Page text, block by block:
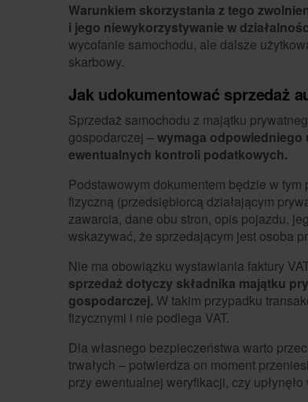
Warunkiem skorzystania z tego
i jego niewykorzystywanie w
wycofanie samochodu, ale dalsze
skarbowy.
Jak udokumentować sprzedaż
Sprzedaż samochodu z majątku
gospodarczej –wymaga odpowiedniego
ewentualnych kontroli podatkowych.
Podstawowym dokumentem będzie w tym
fizyczną (przedsiębiorcą działającym
zawarcia, dane obu stron, opis pojazdu,
wskazywać, że sprzedającym jest osoba
Nie ma obowiązku wystawiania faktury
sprzedaż dotyczy składnika majątku
gospodarczej. W takim przypadku
fizycznymi i nie podlega VAT.
Dla własnego bezpieczeństwa warto
trwałych – potwierdza on moment
przy ewentualnej weryfikacji, czy